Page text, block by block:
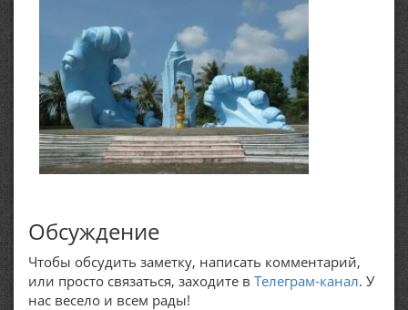
Обсуждение
Чтобы обсудить заметку, написать комментарий,
или просто связаться, заходите в Телеграм-канал. У
нас весело и всем рады!